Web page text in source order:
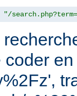
"/
coder en